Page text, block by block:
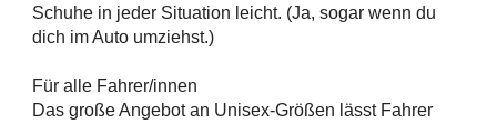
Schuhe in jeder Situation leicht. (Ja, sogar wenn du
dich im Auto umziehst.)
Für alle Fahrer/innen
Das große Angebot an Unisex-Größen lässt Fahrer